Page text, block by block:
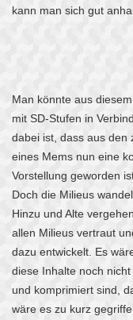
kann man sich gut
Man könnte aus
mit SD-Stufen in
dabei ist, dass aus den
eines Mems nun eine
Vorstellung geworden
Doch die Milieus
Hinzu und Alte
allen Milieus vertraut
dazu entwickelt. Es
diese Inhalte noch
und komprimiert sind,
wäre es zu kurz